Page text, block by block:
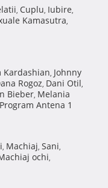
, Cuplu, Iubire,
Kamasutra,
Kardashian, Johnny
Rogoz, Dani Otil,
Bieber, Melania
Program Antena 1
, Machiaj, Sani,
ochi,